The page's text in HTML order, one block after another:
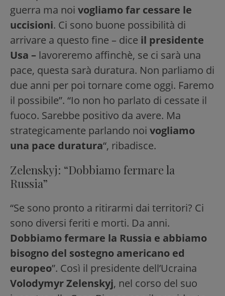
guerra ma noi vogliamo far cessare le
uccisioni. Ci sono buone possibilità di
arrivare a questo fine – dice il presidente
Usa – lavoreremo affinchè, se ci sarà una
pace, questa sarà duratura. Non parliamo di
due anni per poi tornare come oggi. Faremo
il possibile”. “Io non ho parlato di cessate il
fuoco. Sarebbe positivo da avere. Ma
strategicamente parlando noi vogliamo
una pace duratura“, ribadisce.
Zelenskyj: “Dobbiamo fermare la
Russia”
“Se sono pronto a ritirarmi dai territori? Ci
sono diversi feriti e morti. Da anni.
Dobbiamo fermare la Russia e abbiamo
bisogno del sostegno americano ed
europeo”. Così il presidente dell’Ucraina
Volodymyr Zelenskyj, nel corso del suo